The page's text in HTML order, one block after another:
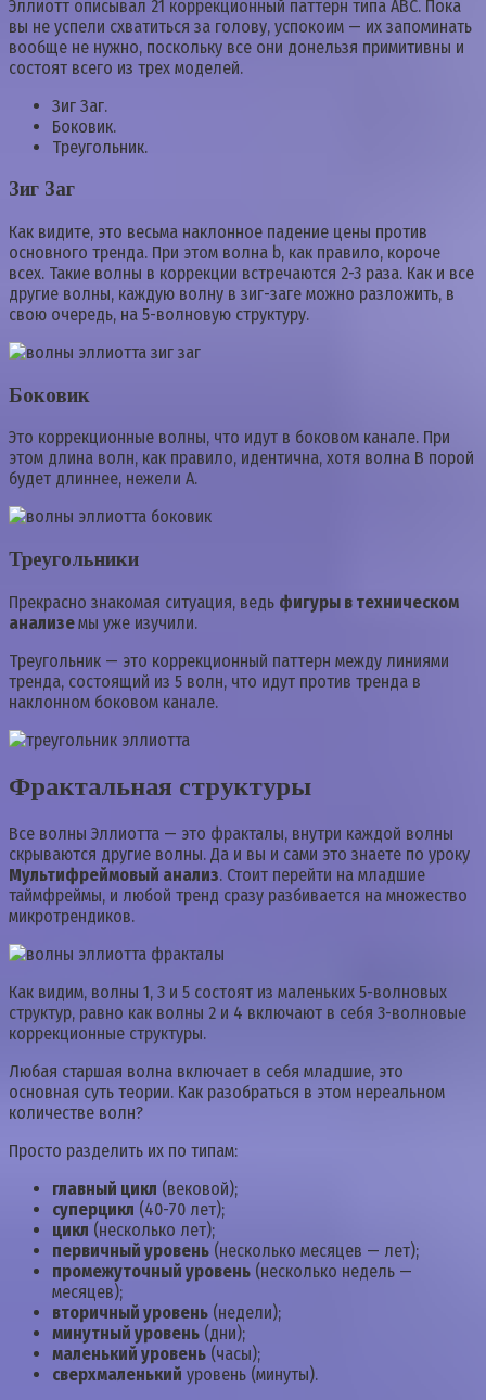
Эллиотт описывал 21 коррекционный паттерн типа ABC. Пока
вы не успели схватиться за голову, успокоим — их запоминать
вообще не нужно, поскольку все они донельзя примитивны и
состоят всего из трех моделей.
Зиг Заг.
Боковик.
Треугольник.
Зиг Заг
Как видите, это весьма наклонное падение цены против
основного тренда. При этом волна b, как правило, короче
всех. Такие волны в коррекции встречаются 2-3 раза. Как и все
другие волны, каждую волну в зиг-заге можно разложить, в
свою очередь, на 5-волновую структуру.
Боковик
Это коррекционные волны, что идут в боковом канале. При
этом длина волн, как правило, идентична, хотя волна B порой
будет длиннее, нежели A.
Треугольники
Прекрасно знакомая ситуация, ведь фигуры в техническом
анализемы уже изучили.
Треугольник — это коррекционный паттерн между линиями
тренда, состоящий из 5 волн, что идут против тренда в
наклонном боковом канале.
Фрактальная структуры
Все волны Эллиотта — это фракталы, внутри каждой волны
скрываются другие волны. Да и вы и сами это знаете по уроку
Мультифреймовый анализ. Стоит перейти на младшие
таймфреймы, и любой тренд сразу разбивается на множество
микротрендиков.
Как видим, волны 1, 3 и 5 состоят из маленьких 5-волновых
структур, равно как волны 2 и 4 включают в себя 3-волновые
коррекционные структуры.
Любая старшая волна включает в себя младшие, это
основная суть теории. Как разобраться в этом нереальном
количестве волн?
Просто разделить их по типам:
главный цикл (вековой);
суперцикл (40-70 лет);
цикл (несколько лет);
первичный уровень (несколько месяцев — лет);
промежуточный уровень (несколько недель —
месяцев);
вторичный уровень (недели);
минутный уровень (дни);
маленький уровень (часы);
сверхмаленький уровень (минуты).